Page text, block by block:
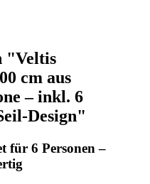
"Veltis
cm aus
– inkl. 6
Design"
für 6 Personen –